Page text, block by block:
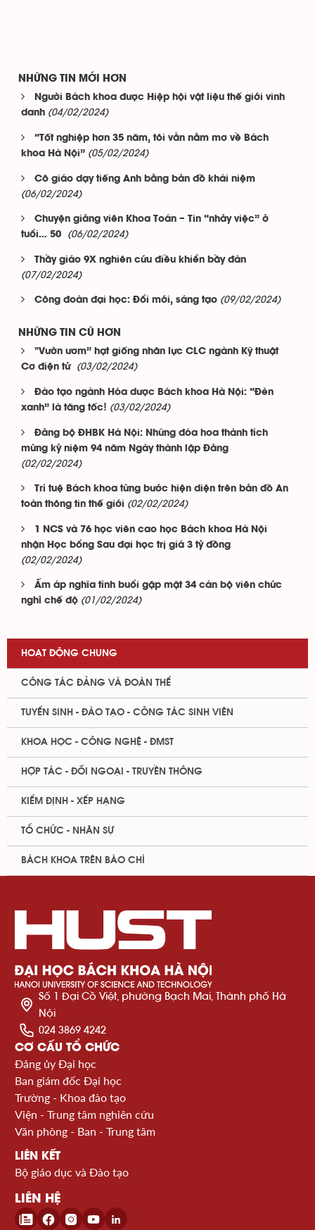
NHỮNG TIN MỚI HƠN
Người Bách khoa được Hiệp hội vật liệu thế giới vinh
danh (04/02/2024)
“Tốt nghiệp hơn 35 năm, tôi vẫn nằm mơ về Bách
khoa Hà Nội” (05/02/2024)
Cô giáo dạy tiếng Anh bằng bản đồ khái niệm
(06/02/2024)
Chuyện giảng viên Khoa Toán – Tin “nhảy việc” ở
tuổi… 50
(06/02/2024)
Thầy giáo 9X nghiên cứu điều khiển bầy đàn
(07/02/2024)
Công đoàn đại học: Đổi mới, sáng tạo (09/02/2024)
NHỮNG TIN CŨ HƠN
"Vườn ươm” hạt giống nhân lực CLC ngành Kỹ thuật
Cơ điện tử
(03/02/2024)
Đào tạo ngành Hóa dược Bách khoa Hà Nội: “Đèn
xanh” là tăng tốc! (03/02/2024)
Đảng bộ ĐHBK Hà Nội: Những đóa hoa thành tích
mừng kỷ niệm 94 năm Ngày thành lập Đảng
(02/02/2024)
Trí tuệ Bách khoa từng bước hiện diện trên bản đồ An
toàn thông tin thế giới (02/02/2024)
1 NCS và 76 học viên cao học Bách khoa Hà Nội
nhận Học bổng Sau đại học trị giá 3 tỷ đồng
(02/02/2024)
Ấm áp nghĩa tình buổi gặp mặt 34 cán bộ viên chức
nghỉ chế độ (01/02/2024)
HOẠT ĐỘNG CHUNG
CÔNG TÁC ĐẢNG VÀ ĐOÀN THỂ
TUYỂN SINH - ĐÀO TẠO - CÔNG TÁC SINH VIÊN
KHOA HỌC - CÔNG NGHỆ - ĐMST
HỢP TÁC - ĐỐI NGOẠI - TRUYỀN THÔNG
KIỂM ĐỊNH - XẾP HẠNG
TỔ CHỨC - NHÂN SỰ
BÁCH KHOA TRÊN BÁO CHÍ
Số 1 Đại Cồ Việt, phường Bạch Mai, Thành phố Hà
Nội
024 3869 4242
CƠ CẤU TỔ CHỨC
Đảng ủy Đại học
Ban giám đốc Đại học
Trường - Khoa đào tạo
Viện - Trung tâm nghiên cứu
Văn phòng - Ban - Trung tâm
LIÊN KẾT
Bộ giáo dục và Đào tạo
LIÊN HỆ